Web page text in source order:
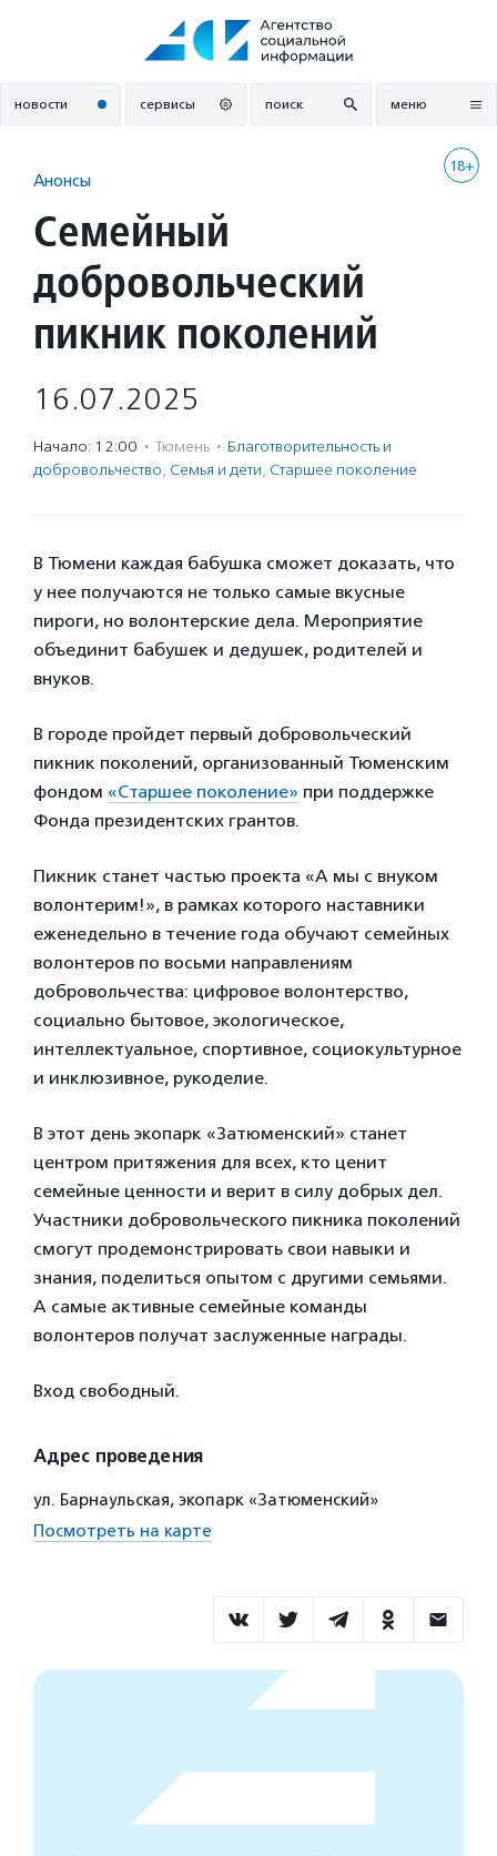
новости сервисы поиск меню
18+
Анонсы
Семейный
добровольческий
пикник поколений
16.07.2025
Начало: 12:00 · Тюмень · Благотвори­тель­ность и
доброволь­чест­во, Семья и дети, Старшее поколение
В Тюмени каждая бабушка сможет доказать, что
у нее получаются не только самые вкусные
пироги, но волонтерские дела. Мероприятие
объединит бабушек и дедушек, родителей и
внуков.
В городе пройдет первый добровольческий
пикник поколений, организованный Тюменским
фондом «Старшее поколение» при поддержке
Фонда президентских грантов.
Пикник станет частью проекта «А мы с внуком
волонтерим!», в рамках которого наставники
еженедельно в течение года обучают семейных
волонтеров по восьми направлениям
добровольчества: цифровое волонтерство,
социально бытовое, экологическое,
интеллектуальное, спортивное, социокультурное
и инклюзивное, рукоделие.
В этот день экопарк «Затюменский» станет
центром притяжения для всех, кто ценит
семейные ценности и верит в силу добрых дел.
Участники добровольческого пикника поколений
смогут продемонстрировать свои навыки и
знания, поделиться опытом с другими семьями.
А самые активные семейные команды
волонтеров получат заслуженные награды.
Вход свободный.
Адрес проведения
ул. Барнаульская, экопарк «Затюменский»
Посмотреть на карте